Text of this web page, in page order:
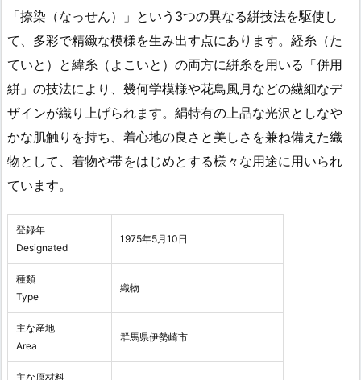
「捺染（なっせん）」という3つの異なる絣技法を駆使し
て、多彩で精緻な模様を生み出す点にあります。経糸（た
ていと）と緯糸（よこいと）の両方に絣糸を用いる「併用
絣」の技法により、幾何学模様や花鳥風月などの繊細なデ
ザインが織り上げられます。絹特有の上品な光沢としなや
かな肌触りを持ち、着心地の良さと美しさを兼ね備えた織
物として、着物や帯をはじめとする様々な用途に用いられ
ています。
登録年
Designated
1975年5月10日
種類
Type
織物
主な産地
Area
群馬県伊勢崎市
主な原材料